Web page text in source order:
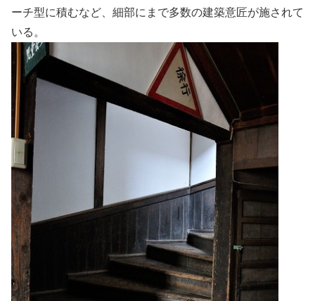
ーチ型に積むなど、細部にまで多数の建築意匠が施されて
いる。